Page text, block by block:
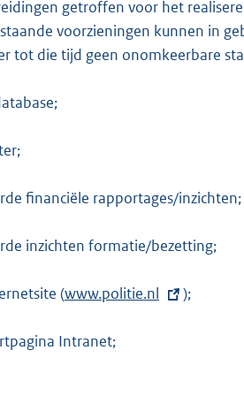
getroffen voor het
voorzieningen kunnen in
tot die tijd geen onomkeerbare
financiële rapportages/inzichten;
inzichten formatie/bezetting;
(E
t
www.politie.nl );
Intranet;